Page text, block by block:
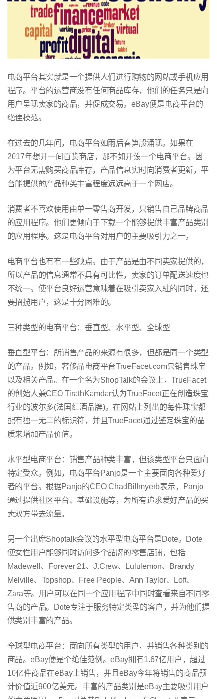
电商平台其实就是一个提供人们进行购物的网站或手机应用
程序。平台的运营商没有任何商品库存，他们的任务只是向
用户呈现卖家的商品，并促成交易。eBay便是电商平台的
绝佳模范。
在过去的几年间，电商平台如雨后春笋般涌现。如果在
2017年想开一间百货商店，那不如开设一个电商平台。因
为平台无需购买商品库存，产品信息实时向消费者更新，平
台能提供的产品种类丰富程度远远高于一个网店。
消费者不喜欢使用由单一零售商开发，只销售自己品牌商品
的应用程序。他们更倾向于下载一个能够提供丰富产品类别
的应用程序。这是电商平台对用户的主要吸引力之一。
电商平台也有有一些缺点。由于产品是由不同卖家提供的，
所以产品的信息通常不具有可比性，卖家的订单配送速度也
不统一。使平台良好运营意味着在吸引卖家入驻的同时，还
要招揽用户，这是十分困难的。
三种类型的电商平台：垂直型、水平型、全球型
垂直型平台：所销售产品的来源有很多，但都是同一个类型
的产品。例如，奢侈品电商平台TrueFacet.com只销售珠宝
以及相关产品。在一个名为ShopTalk的会议上，TrueFacet
的创始人兼CEO TirathKamdar认为TrueFacet正在创造珠宝
行业的波尔多(法国红酒品牌)。在网站上列出的每件珠宝都
配有独一无二的标识符，并且TrueFacet通过鉴定珠宝的品
质来增加产品价值。
水平型电商平台：销售产品种类丰富，但该类型平台只面向
特定受众。例如，电商平台Panjo是一个主要面向各种爱好
者的平台。根据Panjo的CEO ChadBillmyerb表示，Panjo
通过提供社区平台、基础设施等，为所有追求爱好产品的买
卖双方带去流量。
另一个出席Shoptalk会议的水平型电商平台是Dote。Dote
使女性用户能够同时访问多个品牌的零售店铺，包括
Madewell、Forever 21、J.Crew、Lululemon、Brandy
Melville、Topshop、Free People、Ann Taylor、Loft、
Zara等。用户可以在同一个应用程序中同时查看来自不同零
售商的产品。Dote专注于服务特定类型的客户，并为他们提
供类别丰富的产品。
全球型电商平台：面向所有类型的用户，并销售各种类别的
商品。eBay便是个绝佳范例。eBay拥有1.67亿用户，超过
10亿件商品在eBay上销售，并且eBay今年将销售的商品预
计价值近900亿美元。丰富的产品类别是eBay主要吸引用户